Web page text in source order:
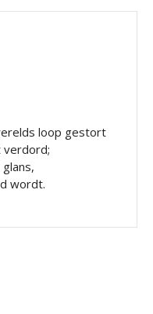
loop gestort
verdord;
wordt.